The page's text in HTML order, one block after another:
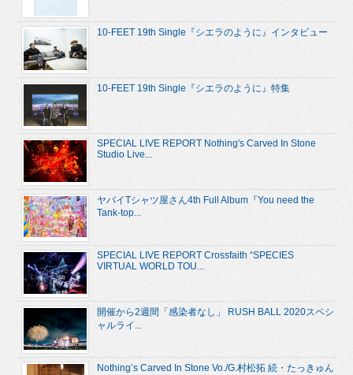
10-FEET 19th Single『シエラのように』インタビュー
10-FEET 19th Single『シエラのように』特集
SPECIAL LIVE REPORT Nothing's Carved In Stone
Studio Live...
ヤバイTシャツ屋さん4th Full Album『You need the
Tank-top...
SPECIAL LIVE REPORT Crossfaith “SPECIES
VIRTUAL WORLD TOU...
開催から2週間「感染者なし」 RUSH BALL 2020スペシ
ャルライ...
Nothing’s Carved In Stone Vo./G.村松拓 続・たっきゅん